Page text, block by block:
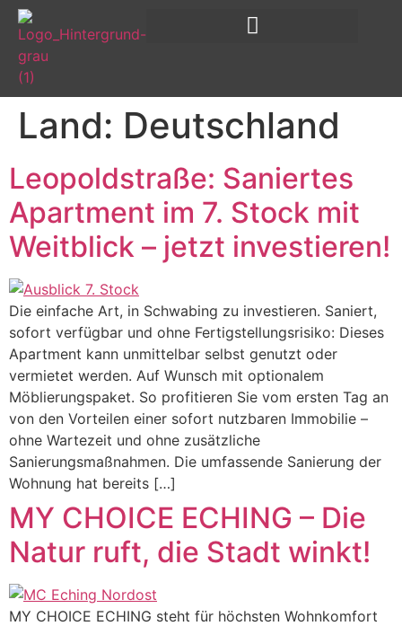
Land: Deutschland
Leopoldstraße: Saniertes
Apartment im 7. Stock mit
Weitblick – jetzt investieren!
Die einfache Art, in Schwabing zu investieren. Saniert,
sofort verfügbar und ohne Fertigstellungsrisiko: Dieses
Apartment kann unmittelbar selbst genutzt oder
vermietet werden. Auf Wunsch mit optionalem
Möblierungspaket. So profitieren Sie vom ersten Tag an
von den Vorteilen einer sofort nutzbaren Immobilie –
ohne Wartezeit und ohne zusätzliche
Sanierungsmaßnahmen. Die umfassende Sanierung der
Wohnung hat bereits […]
MY CHOICE ECHING – Die
Natur ruft, die Stadt winkt!
MY CHOICE ECHING steht für höchsten Wohnkomfort